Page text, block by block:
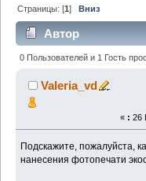
Страницы: [1]Вниз
Автор
(Прочитано 10335
0 Пользователей и 1 Гость
Valeria_vd
« : 26
Подскажите, пожалуйста,
нанесения фотопечати